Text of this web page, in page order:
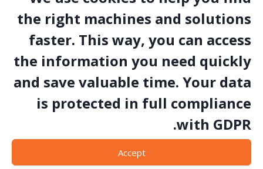
the right machines and solutions
faster. This way, you can access
the information you need quickly
and save valuable time. Your data
is protected in full compliance
with GDPR.
Accept